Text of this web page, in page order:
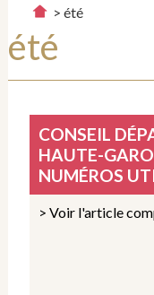
> été
été
CONSEIL
HAUTE-
NUMÉROS
> Voir l'article